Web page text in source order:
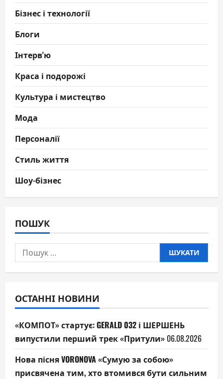
Бізнес і технології
Блоги
Інтерв'ю
Краса і подорожі
Культура і мистецтво
Мода
Персоналії
Стиль життя
Шоу-бізнес
ПОШУК
Пошук:
ОСТАННІ НОВИНИ
«КОМПОТ» стартує: GERALD 032 і ШЕРШЕНЬ
випустили перший трек «Притули» 06.08.2026
Нова пісня VORONOVA «Сумую за собою»
присвячена тим, хто втомився бути сильним